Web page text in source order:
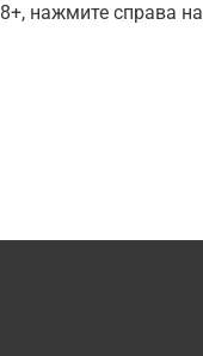
нажмите справа на